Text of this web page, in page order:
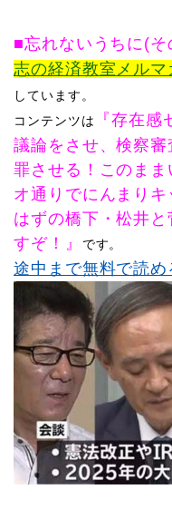
■忘れないうちに(そ
志の経済教室メルマ
しています。
コンテンツは
『存在感
議論をさせ、検察
罪させる！このまま
オ通りでにんまり
はずの橋下・松井
すぞ！ 』 です。
途中まで無料で読め